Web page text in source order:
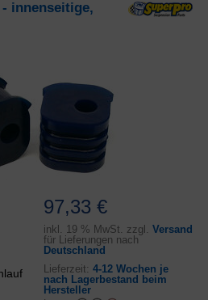
innenseitige,
97,33 €
inkl. 19 % MwSt. zzgl. Versand
für Lieferungen nach
Deutschland
Lieferzeit: 4-12 Wochen je
nach Lagerbestand beim
Hersteller